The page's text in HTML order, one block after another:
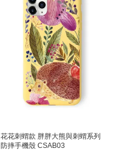
花花刺蝟款 胖胖大熊與刺蝟系列
防摔手機殼 CSAB03